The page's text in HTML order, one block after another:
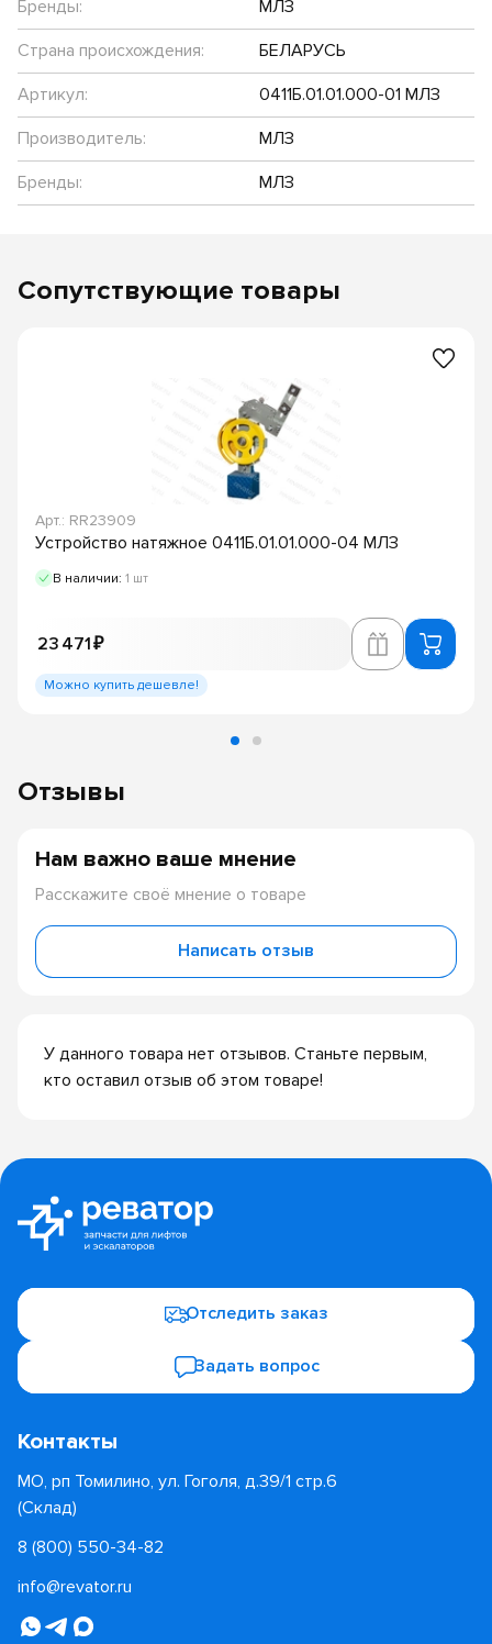
Бренды:
МЛЗ
Страна происхождения:
БЕЛАРУСЬ
Артикул:
0411Б.01.01.000-01 МЛЗ
Производитель:
МЛЗ
Бренды:
МЛЗ
Сопутствующие товары
Арт.: RR23909
Устройство натяжное 0411Б.01.01.000-04 МЛЗ
В наличии: 1 шт
23 471 ₽
Можно купить дешевле!
Отзывы
У данного товара нет отзывов. Станьте первым,
кто оставил отзыв об этом товаре!
Нам важно ваше мнение
Расскажите своё мнение о товаре
Написать отзыв
Отследить заказ
Задать вопрос
Контакты
МО, рп Томилино, ул. Гоголя, д.39/1 стр.6
(Склад)
8 (800) 550-34-82
info@revator.ru